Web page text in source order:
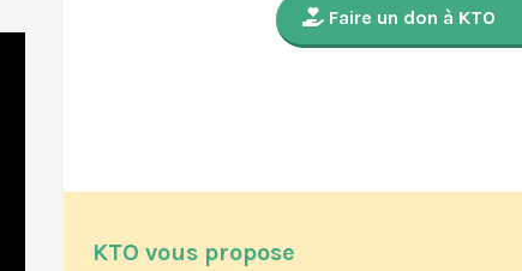
Faire un don à KTO
KTO vous propose